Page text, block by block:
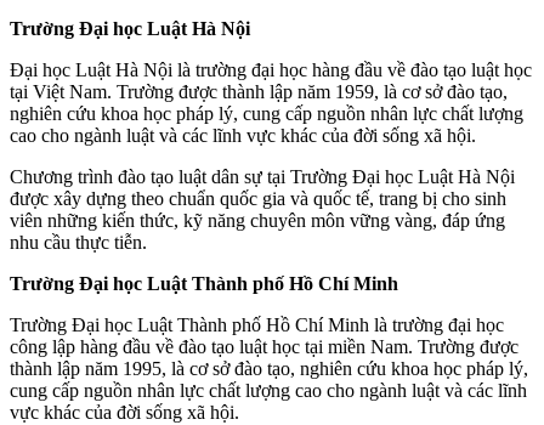
Trường Đại học Luật Hà Nội
Đại học Luật Hà Nội là trường đại học hàng đầu về đào tạo luật học
tại Việt Nam. Trường được thành lập năm 1959, là cơ sở đào tạo,
nghiên cứu khoa học pháp lý, cung cấp nguồn nhân lực chất lượng
cao cho ngành luật và các lĩnh vực khác của đời sống xã hội.
Chương trình đào tạo luật dân sự tại Trường Đại học Luật Hà Nội
được xây dựng theo chuẩn quốc gia và quốc tế, trang bị cho sinh
viên những kiến thức, kỹ năng chuyên môn vững vàng, đáp ứng
nhu cầu thực tiễn.
Trường Đại học Luật Thành phố Hồ Chí Minh
Trường Đại học Luật Thành phố Hồ Chí Minh là trường đại học
công lập hàng đầu về đào tạo luật học tại miền Nam. Trường được
thành lập năm 1995, là cơ sở đào tạo, nghiên cứu khoa học pháp lý,
cung cấp nguồn nhân lực chất lượng cao cho ngành luật và các lĩnh
vực khác của đời sống xã hội.